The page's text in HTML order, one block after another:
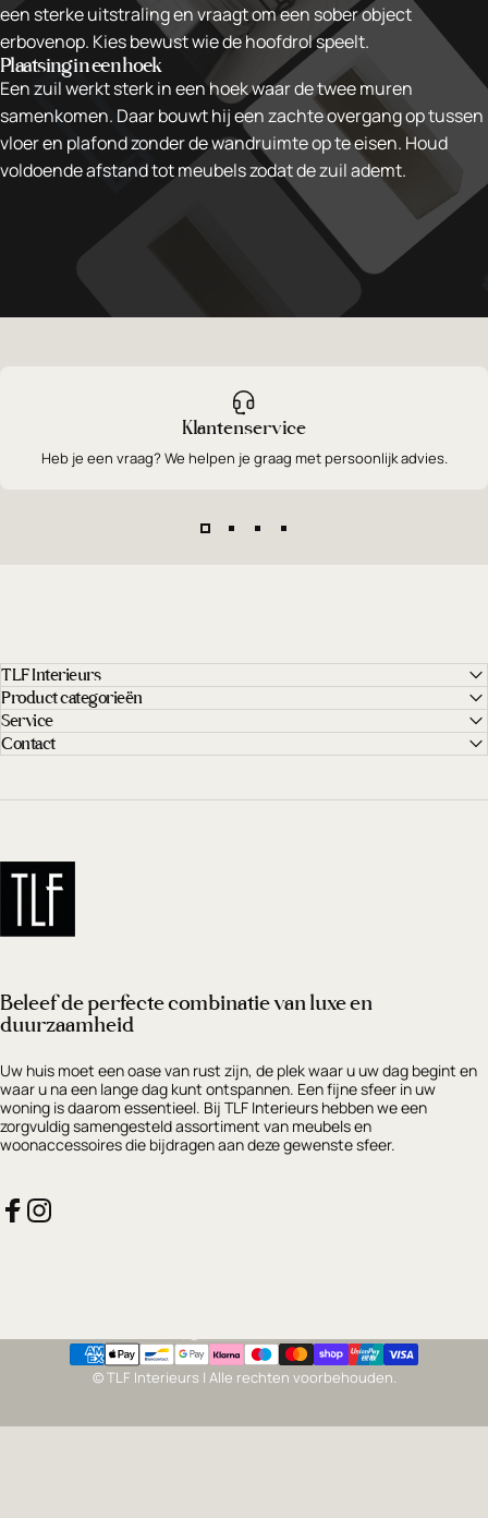
een sterke uitstraling en vraagt om een sober object
erbovenop. Kies bewust wie de hoofdrol speelt.
Plaatsing in een hoek
Een zuil werkt sterk in een hoek waar de twee muren
samenkomen. Daar bouwt hij een zachte overgang op tussen
vloer en plafond zonder de wandruimte op te eisen. Houd
voldoende afstand tot meubels zodat de zuil ademt.
Klantenservice
Heb je een vraag? We helpen je graag met persoonlijk advies.
TLF Interieurs
Product categorieën
Service
Contact
TLF Interieurs
Beleef de perfecte combinatie van luxe en
duurzaamheid
Uw huis moet een oase van rust zijn, de plek waar u uw dag begint en
waar u na een lange dag kunt ontspannen. Een fijne sfeer in uw
woning is daarom essentieel. Bij TLF Interieurs hebben we een
zorgvuldig samengesteld assortiment van meubels en
woonaccessoires die bijdragen aan deze gewenste sfeer.
© TLF Interieurs | Alle rechten voorbehouden.
Land/regio